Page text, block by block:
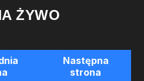
ŻYWO
Następna
strona